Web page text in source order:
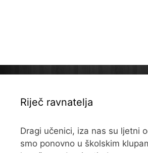
Riječ ravnatelja
Dragi učenici, iza nas su ljetni
smo ponovno u školskim